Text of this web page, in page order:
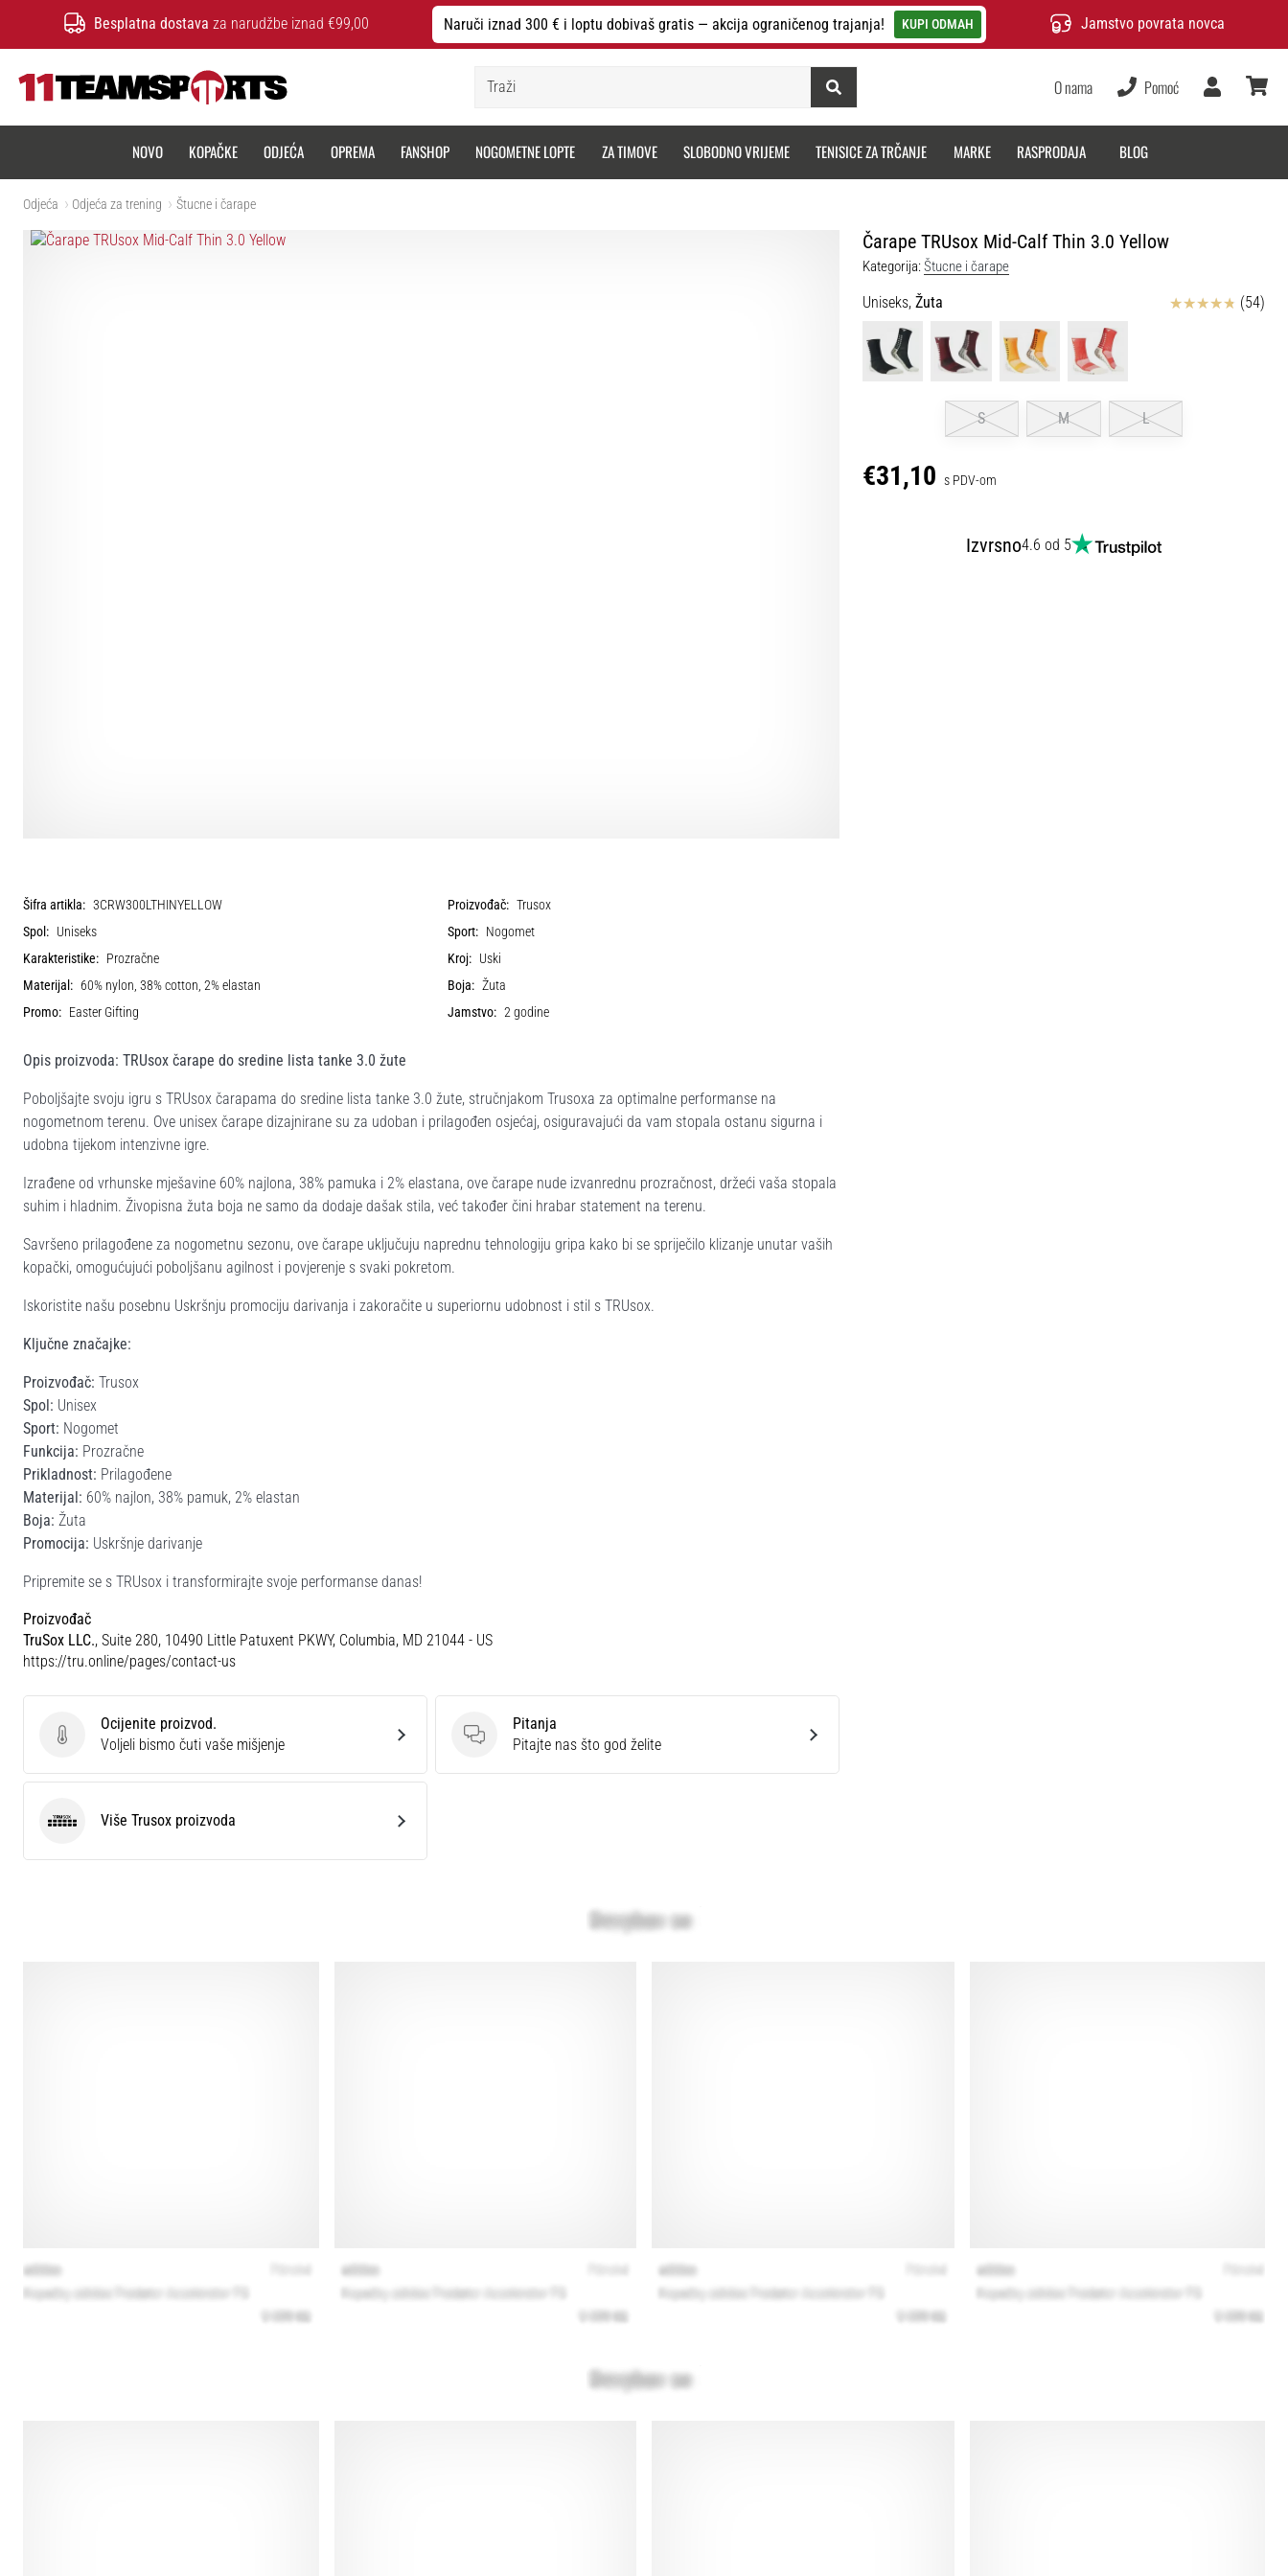
Besplatna dostava za narudžbe iznad €99,00 Naruči iznad 300 € i loptu dobivaš gratis — akcija ograničenog trajanja! KUPI ODMAH Jamstvo povrata novca
O nama Pomoć
Korisnik
NOVO KOPAČKE ODJEĆA OPREMA FANSHOP NOGOMETNE LOPTE ZA TIMOVE SLOBODNO VRIJEME TENISICE ZA TRČANJE MARKE RASPRODAJA BLOG
Odjeća Odjeća za trening Štucne i čarape
Čarape TRUsox Mid-Calf Thin 3.0 Yellow
Kategorija:Štucne i čarape
Uniseks, Žuta Ocjena proizvoda
(54)
S M L
€31,10 s PDV-om
Izvrsno4.6 od 5
Šifra artikla: 3CRW300LTHINYELLOW Proizvođač: Trusox
Spol: Uniseks Sport: Nogomet
Karakteristike: Prozračne Kroj: Uski
Materijal: 60% nylon, 38% cotton, 2% elastan Boja: Žuta
Promo: Easter Gifting Jamstvo: 2 godine
Opis proizvoda: TRUsox čarape do sredine lista tanke 3.0 žute
Poboljšajte svoju igru s TRUsox čarapama do sredine lista tanke 3.0 žute, stručnjakom Trusoxa za optimalne performanse na
nogometnom terenu. Ove unisex čarape dizajnirane su za udoban i prilagođen osjećaj, osiguravajući da vam stopala ostanu sigurna i
udobna tijekom intenzivne igre.
Izrađene od vrhunske mješavine 60% najlona, 38% pamuka i 2% elastana, ove čarape nude izvanrednu prozračnost, držeći vaša stopala
suhim i hladnim. Živopisna žuta boja ne samo da dodaje dašak stila, već također čini hrabar statement na terenu.
Savršeno prilagođene za nogometnu sezonu, ove čarape uključuju naprednu tehnologiju gripa kako bi se spriječilo klizanje unutar vaših
kopački, omogućujući poboljšanu agilnost i povjerenje s svaki pokretom.
Iskoristite našu posebnu Uskršnju promociju darivanja i zakoračite u superiornu udobnost i stil s TRUsox.
Ključne značajke:
Proizvođač: Trusox
Spol: Unisex
Sport: Nogomet
Funkcija: Prozračne
Prikladnost: Prilagođene
Materijal: 60% najlon, 38% pamuk, 2% elastan
Boja: Žuta
Promocija: Uskršnje darivanje
Pripremite se s TRUsox i transformirajte svoje performanse danas!
Proizvođač
TruSox LLC., Suite 280, 10490 Little Patuxent PKWY, Columbia, MD 21044 - US
https://tru.online/pages/contact-us
Ocijenite proizvod.
Ocijenite proizvod.
Voljeli bismo čuti vaše mišjenje
Pitanja
Pitanja
Pitajte nas što god želite
Trusox Više Trusox proizvoda